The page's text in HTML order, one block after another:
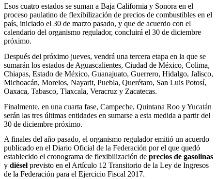
Esos cuatro estados se suman a Baja California y Sonora en el
proceso paulatino de flexibilización de precios de combustibles en el
país, iniciado el 30 de marzo pasado, y que de acuerdo con el
calendario del organismo regulador, concluirá el 30 de diciembre
próximo.
Después del próximo jueves, vendrá una tercera etapa en la que se
sumarán los estados de Aguascalientes, Ciudad de México, Colima,
Chiapas, Estado de México, Guanajuato, Guerrero, Hidalgo, Jalisco,
Michoacán, Morelos, Nayarit, Puebla, Querétaro, San Luis Potosí,
Oaxaca, Tabasco, Tlaxcala, Veracruz y Zacatecas.
Finalmente, en una cuarta fase, Campeche, Quintana Roo y Yucatán
serán las tres últimas entidades en sumarse a esta medida a partir del
30 de diciembre próximo.
A finales del año pasado, el organismo regulador emitió un acuerdo
publicado en el Diario Oficial de la Federación por el que quedó
establecido el cronograma de flexibilización de precios de gasolinas
y diésel previsto en el Artículo 12 Transitorio de la Ley de Ingresos
de la Federación para el Ejercicio Fiscal 2017.